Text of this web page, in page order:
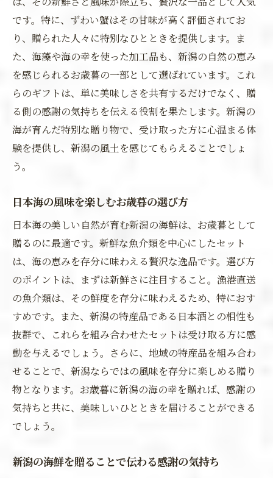
です。特に、ずわい蟹はその甘味が高く評価されてお
り、贈られた人々に特別なひとときを提供します。ま
た、海藻や海の幸を使った加工品も、新潟の自然の恵み
を感じられるお歳暮の一部として選ばれています。これ
らのギフトは、単に美味しさを共有するだけでなく、贈
る側の感謝の気持ちを伝える役割を果たします。新潟の
海が育んだ特別な贈り物で、受け取った方に心温まる体
験を提供し、新潟の風土を感じてもらえることでしょ
う。
日本海の風味を楽しむお歳暮の選び方
日本海の美しい自然が育む新潟の海鮮は、お歳暮として
贈るのに最適です。新鮮な魚介類を中心にしたセット
は、海の恵みを存分に味わえる贅沢な逸品です。選び方
のポイントは、まずは新鮮さに注目すること。漁港直送
の魚介類は、その鮮度を存分に味わえるため、特におす
すめです。また、新潟の特産品である日本酒との相性も
抜群で、これらを組み合わせたセットは受け取る方に感
動を与えるでしょう。さらに、地域の特産品を組み合わ
せることで、新潟ならではの風味を存分に楽しめる贈り
物となります。お歳暮に新潟の海の幸を贈れば、感謝の
気持ちと共に、美味しいひとときを届けることができる
でしょう。
新潟の海鮮を贈ることで伝わる感謝の気持ち